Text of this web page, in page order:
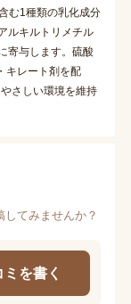
む1種類の乳化成分
ルキルトリメチル
寄与します。硫酸
キレート剤を配
さしい環境を維持
してみませんか？
を書く